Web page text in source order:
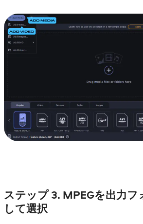
ステップ 3. MPEGを出力フ
して選択